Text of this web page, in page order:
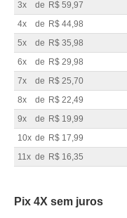
3x
de R$ 59,97
4x
de R$ 44,98
5x
de R$ 35,98
6x
de R$ 29,98
7x
de R$ 25,70
8x
de R$ 22,49
9x
de R$ 19,99
10x de R$ 17,99
11x de R$ 16,35
Pix 4X sem juros